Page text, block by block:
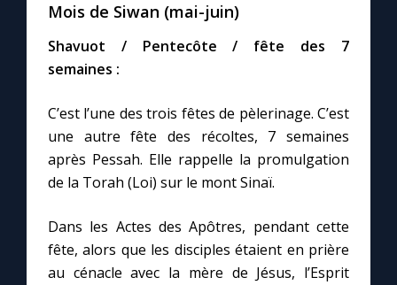
Mois de Siwan (mai-juin)
Shavuot / Pentecôte / fête des 7
semaines :
C’est l’une des trois fêtes de pèlerinage. C’est
une autre fête des récoltes, 7 semaines
après Pessah. Elle rappelle la promulgation
de la Torah (Loi) sur le mont Sinaï.
Dans les Actes des Apôtres, pendant cette
fête, alors que les disciples étaient en prière
au cénacle avec la mère de Jésus, l’Esprit